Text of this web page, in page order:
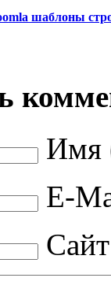
шаблоны
Имя
E-
Сайт